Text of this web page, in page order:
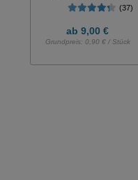
(37)
ab 9,00 €
Grundpreis: 0,90 € / Stück